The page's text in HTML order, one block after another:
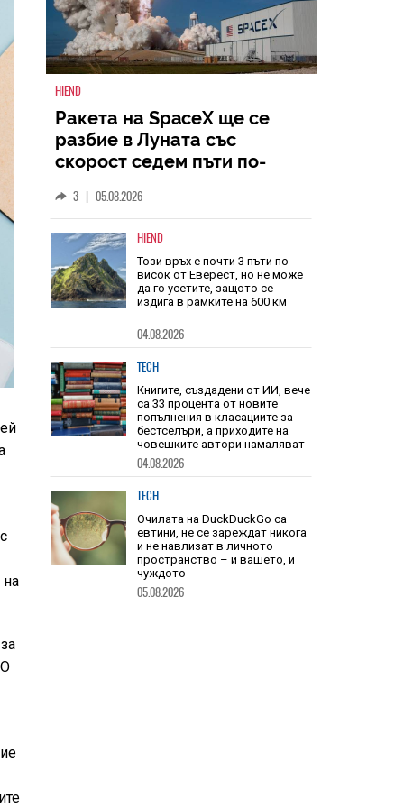
на
HIEND
Ракета на SpaceX ще се
разбие в Луната със
голяма от скоростта на
звука
| 05.08.2026
HIEND
Този връх е почти 3 пъти по-
да го усетите, защото се
издига в рамките на 600 км
04.08.2026
TECH
Книгите, създадени от ИИ, вече
са 33 процента от новите
попълнения в класациите за
бестселъри, а приходите на
човешките автори намаляват
04.08.2026
TECH
Очилата на DuckDuckGo са
евтини, не се зареждат никога
и не навлизат в личното